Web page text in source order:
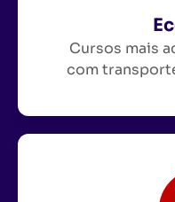
Cursos mais
com